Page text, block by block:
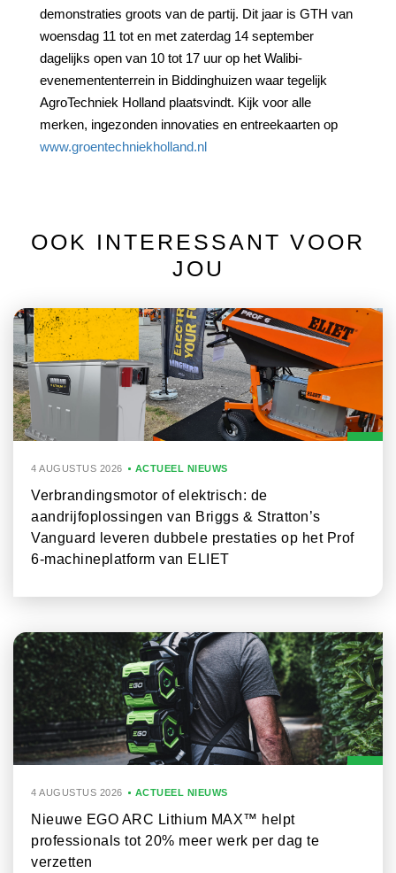
demonstraties groots van de partij. Dit jaar is GTH van
woensdag 11 tot en met zaterdag 14 september
dagelijks open van 10 tot 17 uur op het Walibi-
evenemententerrein in Biddinghuizen waar tegelijk
AgroTechniek Holland plaatsvindt. Kijk voor alle
merken, ingezonden innovaties en entreekaarten op
www.groentechniekholland.nl
OOK INTERESSANT VOOR
JOU
4 AUGUSTUS 2026 ACTUEEL NIEUWS
Verbrandingsmotor of elektrisch: de
aandrijfoplossingen van Briggs & Stratton’s
Vanguard leveren dubbele prestaties op het Prof
6-machineplatform van ELIET
4 AUGUSTUS 2026 ACTUEEL NIEUWS
Nieuwe EGO ARC Lithium MAX™ helpt
professionals tot 20% meer werk per dag te
verzetten